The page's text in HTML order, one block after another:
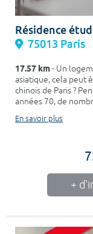
Résidence
75013 Paris
17.57 km- Un
asiatique, cela peut
chinois de Paris ?
années 70, de
En savoir plus
+